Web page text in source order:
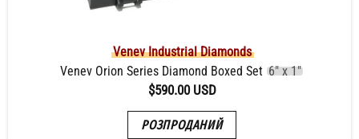
Venev Industrial Diamonds
Venev Orion Series Diamond Boxed Set 6" x 1"
$590.00 USD
РОЗПРОДАНИЙ